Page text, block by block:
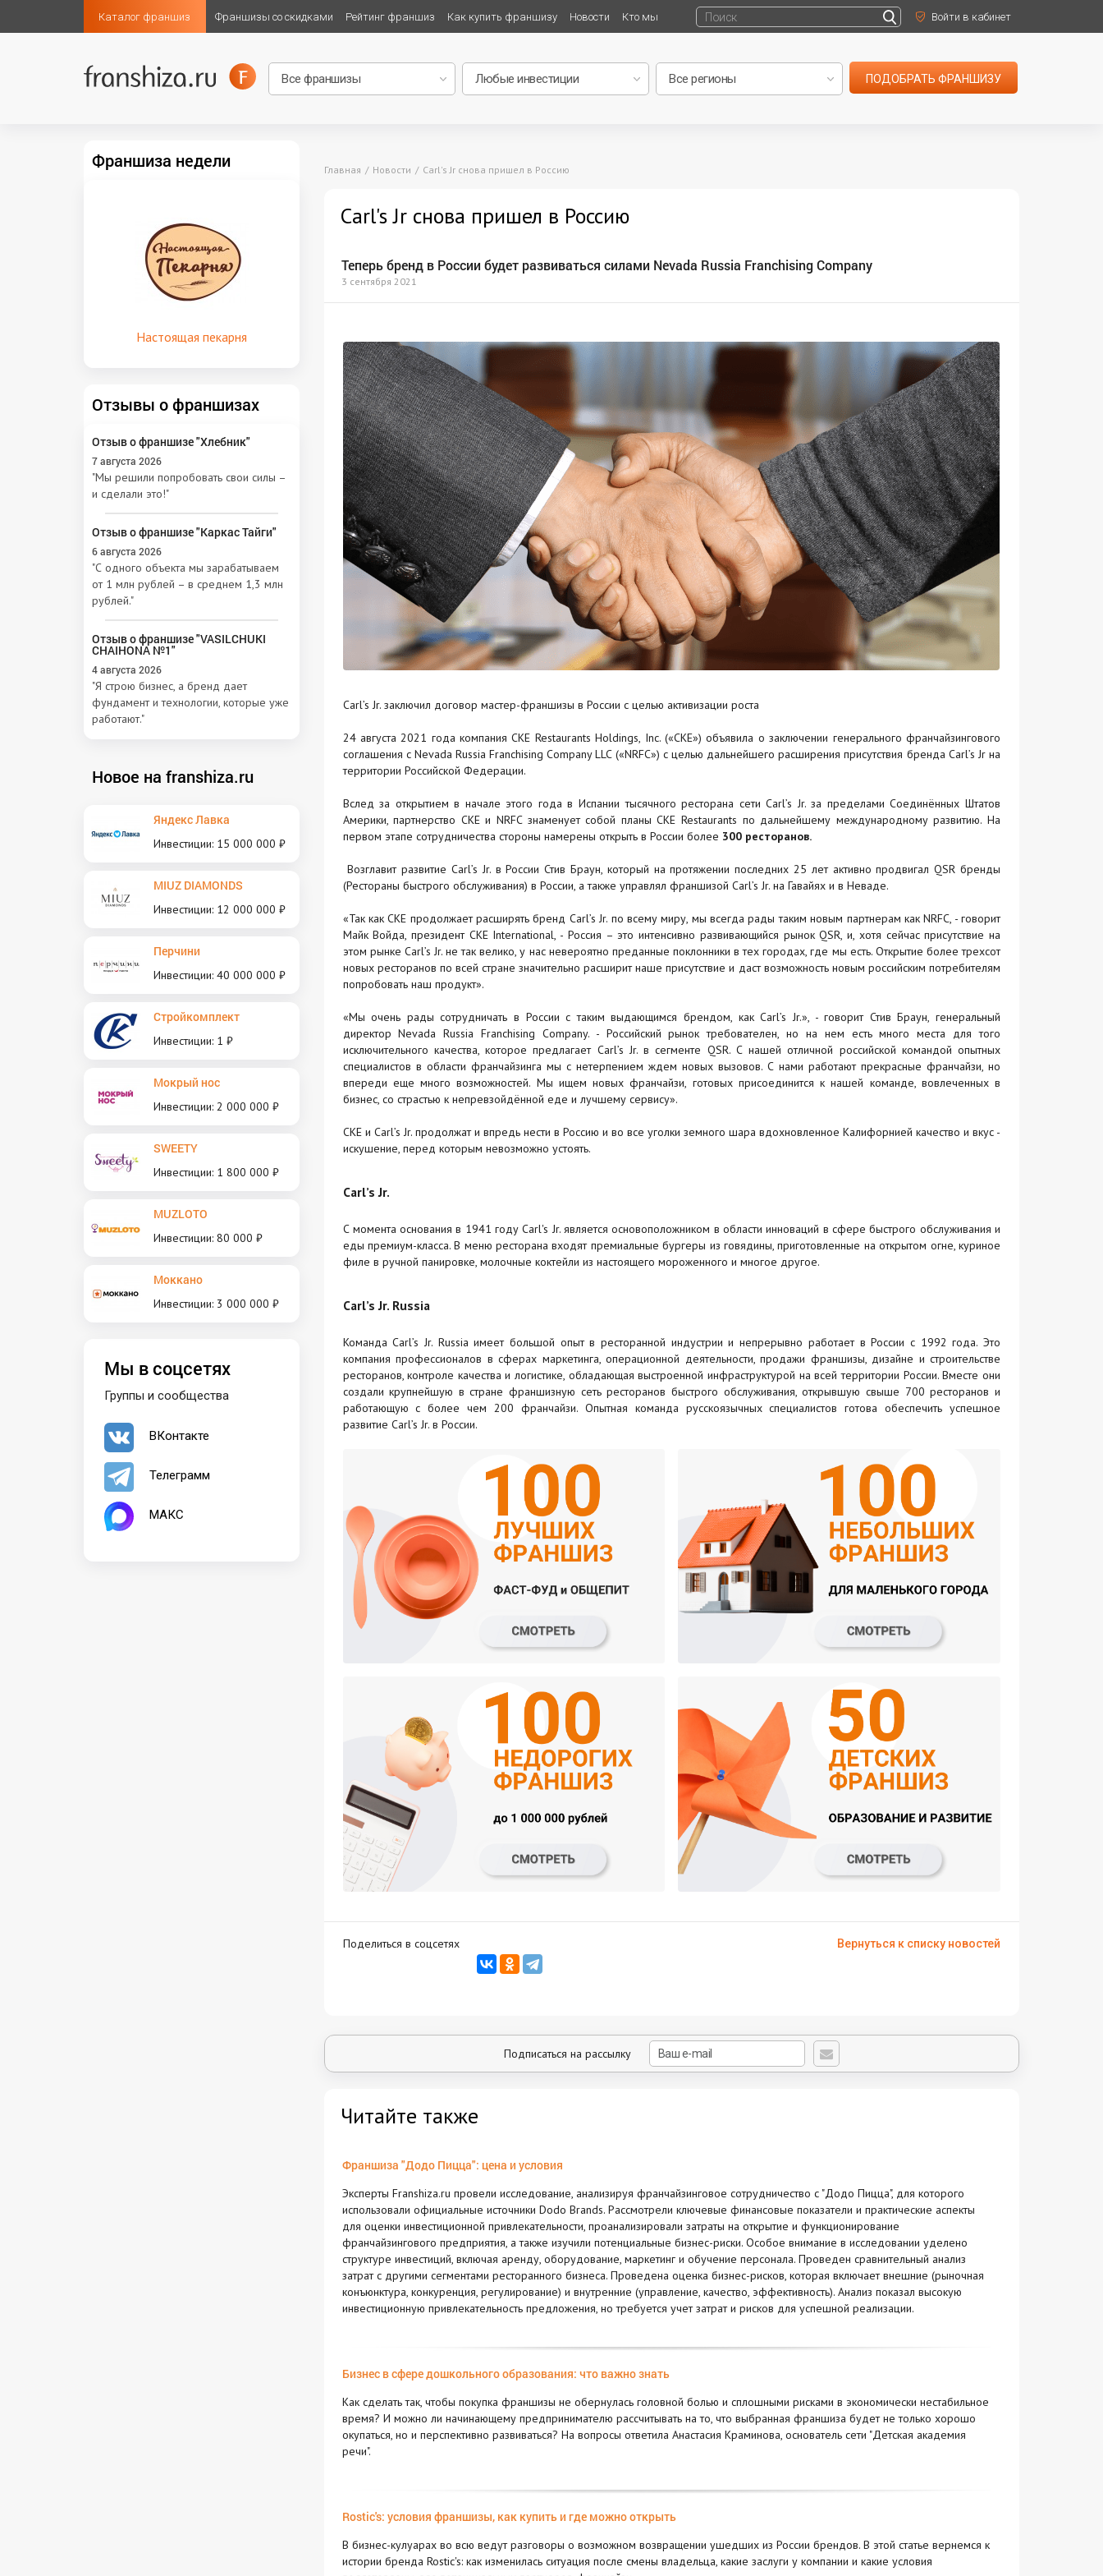
Каталог франшиз Франшизы со скидками Рейтинг франшиз Как купить франшизу Новости Кто мы Войти в кабинет
ПОДОБРАТЬ ФРАНШИЗУ
Главная Новости Carl's Jr снова пришел в Россию
Carl's Jr снова пришел в Россию
Теперь бренд в России будет развиваться силами Nevada Russia Franchising Company
3 сентября 2021
Carl’s Jr. заключил договор мастер-франшизы в России с целью активизации роста
24 августа 2021 года компания CKE Restaurants Holdings, Inc. («CKE») объявила о заключении генерального франчайзингового
соглашения с Nevada Russia Franchising Company LLC («NRFC») с целью дальнейшего расширения присутствия бренда Carl’s Jr на
территории Российской Федерации.
Вслед за открытием в начале этого года в Испании тысячного ресторана сети Carl’s Jr. за пределами Соединённых Штатов
Америки, партнерство CKE и NRFC знаменует собой планы CKE Restaurants по дальнейшему международному развитию. На
первом этапе сотрудничества стороны намерены открыть в России более 300 ресторанов.
Возглавит развитие Carl’s Jr. в России Стив Браун, который на протяжении последних 25 лет активно продвигал QSR бренды
(Рестораны быстрого обслуживания) в России, а также управлял франшизой Carl’s Jr. на Гавайях и в Неваде.
«Так как CKE продолжает расширять бренд Carl’s Jr. по всему миру, мы всегда рады таким новым партнерам как NRFC, - говорит
Майк Войда, президент CKE International, - Россия – это интенсивно развивающийся рынок QSR, и, хотя сейчас присутствие на
этом рынке Carl’s Jr. не так велико, у нас невероятно преданные поклонники в тех городах, где мы есть. Открытие более трехсот
новых ресторанов по всей стране значительно расширит наше присутствие и даст возможность новым российским потребителям
попробовать наш продукт».
«Мы очень рады сотрудничать в России с таким выдающимся брендом, как Carl’s Jr.», - говорит Стив Браун, генеральный
директор Nevada Russia Franchising Company. - Российский рынок требователен, но на нем есть много места для того
исключительного качества, которое предлагает Carl’s Jr. в сегменте QSR. С нашей отличной российской командой опытных
специалистов в области франчайзинга мы с нетерпением ждем новых вызовов. С нами работают прекрасные франчайзи, но
впереди еще много возможностей. Мы ищем новых франчайзи, готовых присоединится к нашей команде, вовлеченных в
бизнес, со страстью к непревзойдённой еде и лучшему сервису».
CKE и Carl’s Jr. продолжат и впредь нести в Россию и во все уголки земного шара вдохновленное Калифорнией качество и вкус -
искушение, перед которым невозможно устоять.
Carl’s Jr.
С момента основания в 1941 году Carl's Jr. является основоположником в области инноваций в сфере быстрого обслуживания и
еды премиум-класса. В меню ресторана входят премиальные бургеры из говядины, приготовленные на открытом огне, куриное
филе в ручной панировке, молочные коктейли из настоящего мороженного и многое другое.
Carl’s Jr. Russia
Команда Carl’s Jr. Russia имеет большой опыт в ресторанной индустрии и непрерывно работает в России с 1992 года. Это
компания профессионалов в сферах маркетинга, операционной деятельности, продажи франшизы, дизайне и строительстве
ресторанов, контроле качества и логистике, обладающая выстроенной инфраструктурой на всей территории России. Вместе они
создали крупнейшую в стране франшизную сеть ресторанов быстрого обслуживания, открывшую свыше 700 ресторанов и
работающую с более чем 200 франчайзи. Опытная команда русскоязычных специалистов готова обеспечить успешное
развитие Carl’s Jr. в России.
Поделиться в соцсетях Вернуться к списку новостей
Подписаться на рассылку
Читайте также
Франшиза "Додо Пицца": цена и условия
Эксперты Franshiza.ru провели исследование, анализируя франчайзинговое сотрудничество с "Додо Пицца", для которого
использовали официальные источники Dodo Brands. Рассмотрели ключевые финансовые показатели и практические аспекты
для оценки инвестиционной привлекательности, проанализировали затраты на открытие и функционирование
франчайзингового предприятия, а также изучили потенциальные бизнес-риски. Особое внимание в исследовании уделено
структуре инвестиций, включая аренду, оборудование, маркетинг и обучение персонала. Проведен сравнительный анализ
затрат с другими сегментами ресторанного бизнеса. Проведена оценка бизнес-рисков, которая включает внешние (рыночная
конъюнктура, конкуренция, регулирование) и внутренние (управление, качество, эффективность). Анализ показал высокую
инвестиционную привлекательность предложения, но требуется учет затрат и рисков для успешной реализации.
Бизнес в сфере дошкольного образования: что важно знать
Как сделать так, чтобы покупка франшизы не обернулась головной болью и сплошными рисками в экономически нестабильное
время? И можно ли начинающему предпринимателю рассчитывать на то, что выбранная франшиза будет не только хорошо
окупаться, но и перспективно развиваться? На вопросы ответила Анастасия Краминова, основатель сети "Детская академия
речи".
Rostic's: условия франшизы, как купить и где можно открыть
В бизнес-кулуарах во всю ведут разговоры о возможном возвращении ушедших из России брендов. В этой статье вернемся к
истории бренда Rostic's: как изменилась ситуация после смены владельца, какие заслуги у компании и какие условия
Франшиза недели
Настоящая пекарня
Отзывы о франшизах
Отзыв о франшизе "Хлебник"
7 августа 2026
"Мы решили попробовать свои силы –
и сделали это!"
Отзыв о франшизе "Каркас Тайги"
6 августа 2026
"С одного объекта мы зарабатываем
от 1 млн рублей – в среднем 1,3 млн
рублей."
Отзыв о франшизе "VASILCHUKI
CHAIHONA №1"
4 августа 2026
"Я строю бизнес, а бренд дает
фундамент и технологии, которые уже
работают."
Новое на franshiza.ru
Яндекс Лавка
Инвестиции: 15 000 000 ₽
MIUZ DIAMONDS
Инвестиции: 12 000 000 ₽
Перчини
Инвестиции: 40 000 000 ₽
Стройкомплект
Инвестиции: 1 ₽
Мокрый нос
Инвестиции: 2 000 000 ₽
SWEETY
Инвестиции: 1 800 000 ₽
MUZLOTO
Инвестиции: 80 000 ₽
Моккано
Инвестиции: 3 000 000 ₽
Мы в соцсетях
Группы и сообщества
ВКонтакте
Телеграмм
МАКС